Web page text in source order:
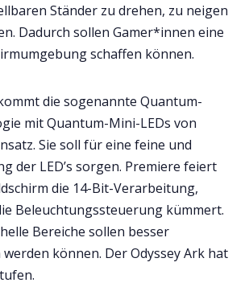
Ständer zu drehen, zu neigen
Dadurch sollen Gamer*innen eine
schaffen können.
die sogenannte Quantum-
mit Quantum-Mini-LEDs von
Sie soll für eine feine und
der LED’s sorgen. Premiere feiert
die 14-Bit-Verarbeitung,
Beleuchtungssteuerung kümmert.
Bereiche sollen besser
können. Der Odyssey Ark hat